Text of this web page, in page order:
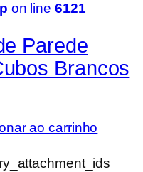
on line 6121
Parede
Brancos
ao carrinho